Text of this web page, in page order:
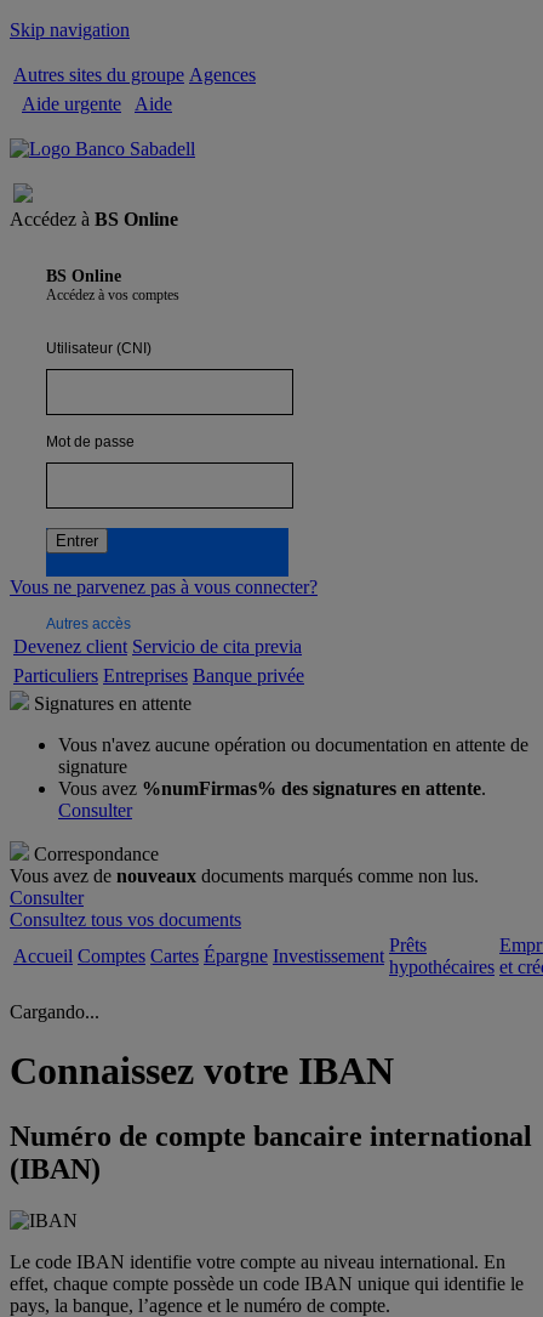
Skip navigation
Autres sites du groupe Agences
Aide urgente
Aide
Accédez à BS Online
BS Online
Accédez à vos comptes
Utilisateur (CNI)
Mot de passe
Vous ne parvenez pas à vous connecter?
Autres accès
Devenez client Servicio de cita previa
Particuliers Entreprises Banque privée
Signatures en attente
Vous n'avez aucune opération ou documentation en attente de
signature
Vous avez %numFirmas% des signatures en attente.
Consulter
Correspondance
Vous avez de nouveaux documents marqués comme non lus.
Consulter
Consultez tous vos documents
Accueil Comptes Cartes Épargne Investissement
Prêts
hypothécaires et
Cargando...
Connaissez votre IBAN
Numéro de compte bancaire international
(IBAN)
Le code IBAN identifie votre compte au niveau international. En
effet, chaque compte possède un code IBAN unique qui identifie le
pays, la banque, l’agence et le numéro de compte.